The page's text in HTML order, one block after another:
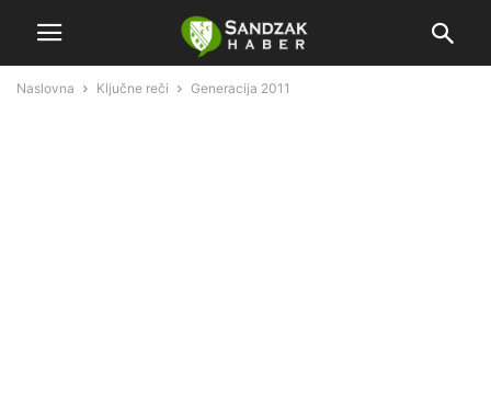
Naslovna Ključne reči Generacija 2011